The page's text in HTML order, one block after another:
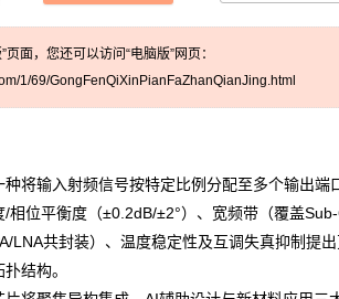
页面，您还可以访问“电脑版”网页：
1/69/GongFenQiXinPianFaZhanQianJing.html
输入射频信号按特定比例分配至多个输出端
相位平衡度（±0.2dB/±2°）、宽频带（覆盖
LNA共封装）、温度稳定性及互调失真抑制
结构。